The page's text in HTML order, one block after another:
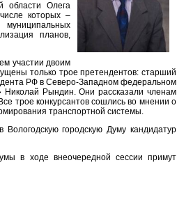
области Олега
которых –
планов,
участии двоим
только трое претендентов: старший
РФ в Северо-Западном федеральном
Николай Рындин. Они рассказали членам
трое конкурсантов сошлись во мнении о
транспортной системы.
городскую Думу кандидатур
в ходе внеочередной сессии примут